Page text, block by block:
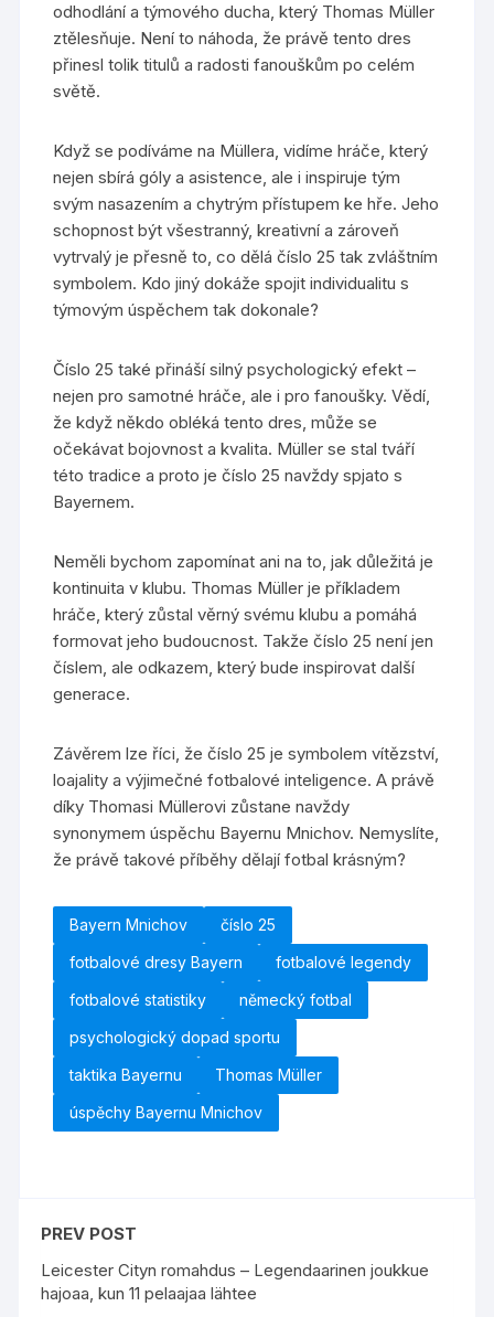
odhodlání a týmového ducha, který Thomas Müller
ztělesňuje. Není to náhoda, že právě tento dres
přinesl tolik titulů a radosti fanouškům po celém
světě.
Když se podíváme na Müllera, vidíme hráče, který
nejen sbírá góly a asistence, ale i inspiruje tým
svým nasazením a chytrým přístupem ke hře. Jeho
schopnost být všestranný, kreativní a zároveň
vytrvalý je přesně to, co dělá číslo 25 tak zvláštním
symbolem. Kdo jiný dokáže spojit individualitu s
týmovým úspěchem tak dokonale?
Číslo 25 také přináší silný psychologický efekt –
nejen pro samotné hráče, ale i pro fanoušky. Vědí,
že když někdo obléká tento dres, může se
očekávat bojovnost a kvalita. Müller se stal tváří
této tradice a proto je číslo 25 navždy spjato s
Bayernem.
Neměli bychom zapomínat ani na to, jak důležitá je
kontinuita v klubu. Thomas Müller je příkladem
hráče, který zůstal věrný svému klubu a pomáhá
formovat jeho budoucnost. Takže číslo 25 není jen
číslem, ale odkazem, který bude inspirovat další
generace.
Závěrem lze říci, že číslo 25 je symbolem vítězství,
loajality a výjimečné fotbalové inteligence. A právě
díky Thomasi Müllerovi zůstane navždy
synonymem úspěchu Bayernu Mnichov. Nemyslíte,
že právě takové příběhy dělají fotbal krásným?
Bayern Mnichov
číslo 25
fotbalové dresy Bayern
fotbalové legendy
fotbalové statistiky
německý fotbal
psychologický dopad sportu
taktika Bayernu
Thomas Müller
úspěchy Bayernu Mnichov
PREV POST
Leicester Cityn romahdus – Legendaarinen joukkue
hajoaa, kun 11 pelaajaa lähtee